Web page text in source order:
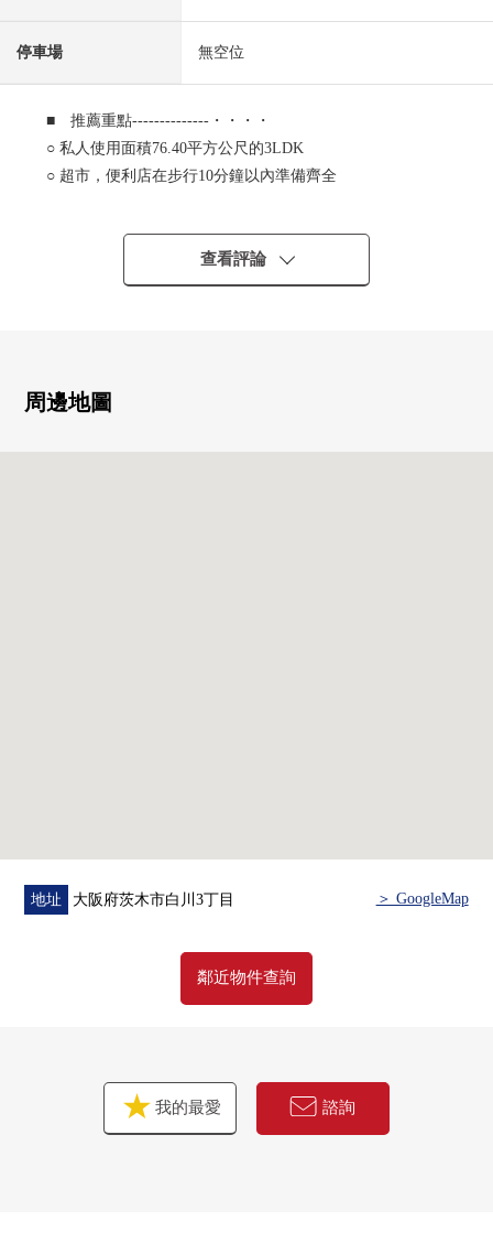
停車場 無空位
■ 推薦重點--------------・・・・
○ 私人使用面積76.40平方公尺的3LDK
○ 超市，便利店在步行10分鐘以內準備齊全
○ 約18.0張塌塌米LDK
○ 廚房搭載會話興奮起來的開放式，洗碗機
○ 嵌入式衣櫃有
查看評論
周邊地圖
地址 大阪府茨木市白川3丁目 ＞ GoogleMap
鄰近物件查詢
我的最愛 諮詢